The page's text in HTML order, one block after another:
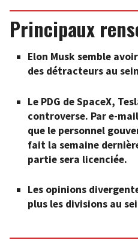
Principaux
Elon Musk semble
des détracteurs au
Le PDG de SpaceX,
controverse. Par e-
que le personnel
fait la semaine
partie sera licenciée.
Les opinions
plus les divisions au